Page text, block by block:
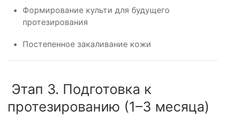
Формирование культи для будущего
протезирования
Постепенное закаливание кожи
Этап 3. Подготовка к
протезированию (1–3 месяца)